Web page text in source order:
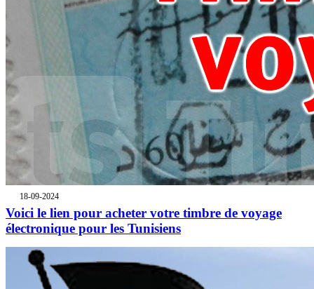
18-09-2024
Voici le lien pour acheter votre timbre de voyage
électronique pour les Tunisiens